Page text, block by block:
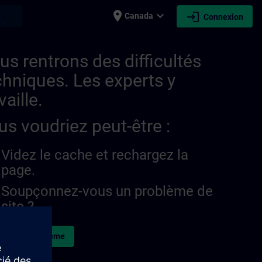
place Canada expand_more login Connexion
rentrons des difficultés
Les experts y
voudriez peut-être :
Videz le cache et rechargez la
page.
Soupçonnez-vous un problème de
site ?
le problème